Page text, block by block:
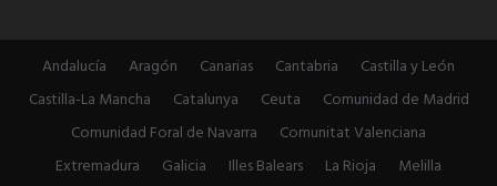
Andalucía Aragón Canarias Cantabria
Castilla y León
Castilla-La Mancha
Catalunya Ceuta
Comunidad de Madrid
Comunidad Foral de Navarra
Comunitat Valenciana
Extremadura
Galicia Illes Balears La Rioja Melilla